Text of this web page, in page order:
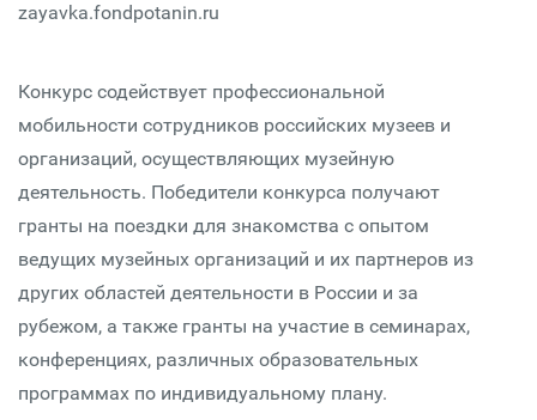
zayavka.fondpotanin.ru
Конкурс содействует профессиональной
мобильности сотрудников российских музеев и
организаций, осуществляющих музейную
деятельность. Победители конкурса получают
гранты на поездки для знакомства с опытом
ведущих музейных организаций и их партнеров из
других областей деятельности в России и за
рубежом, а также гранты на участие в семинарах,
конференциях, различных образовательных
программах по индивидуальному плану.